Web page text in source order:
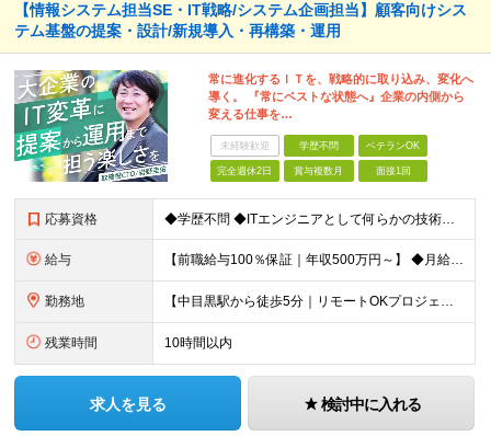
【情報システム担当SE・IT戦略/システム企画担当】顧客向けシス
テム基盤の提案・設計/新規導入・再構築・運用
常に進化するＩＴを、戦略的に取り込み、変化へ
導く。 『常にベストな状態へ』企業の内側から
変える仕事を…
未経験歓迎 学歴不問 ベテランOK
完全週休2日 賞与複数月 面接1回
応募資格 ◆学歴不問 ◆ITエンジニアとして何らかの技術実務経験（職種問わず） ＜こんな方におすすめです！＞ ・要件定義やクライアントとの折衝など上流工程の経験を積みたい方 ・顧客の業務改善などにも踏み込ん
給与 【前職給与100％保証｜年収500万円～】 ◆⽉給41万7,000円〜＋業績(決算)賞与 ※上記の金額は、あくまで当社希望求人の基準提示額です。 ※個々人経験・能力などを充分考慮し決定します。 ※
勤務地 【中目黒駅から徒歩5分｜リモートOKプロジェクトあり】 下記プロジェクト先での勤務となります。 ◆プロジェクト先 東京都⽬⿊区上⽬⿊ ◆本社 東京都港区西新橋3-5-9 HOYO新虎ビル 10F
残業時間 10時間以内
求人を見る 検討中に入れる